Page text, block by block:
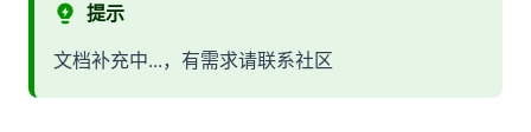
提示
文档补充中...，有需求请联系社区